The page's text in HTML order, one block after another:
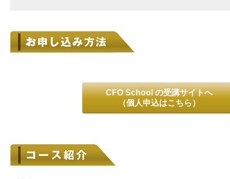
CFO School の受講サイトへ
（個人申込はこちら）